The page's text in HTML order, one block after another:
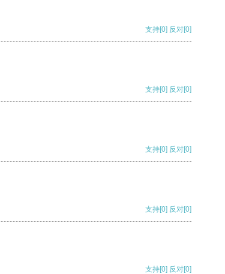
支持[0] 反对[0]
支持[0] 反对[0]
支持[0] 反对[0]
支持[0] 反对[0]
支持[0] 反对[0]